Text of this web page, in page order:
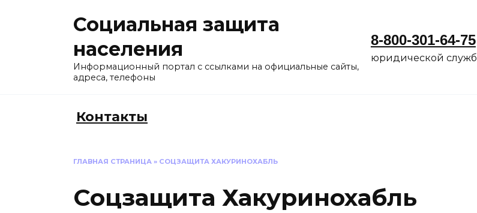
Социальная защита
населения
Информационный портал с ссылками на официальные сайты,
адреса, телефоны
8-800-301-64-75
юридической
Контакты
ГЛАВНАЯ СТРАНИЦА » СОЦЗАЩИТА ХАКУРИНОХАБЛЬ
Соцзащита Хакуринохабль